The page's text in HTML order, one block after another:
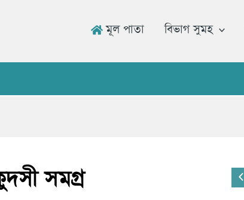
মূল পাতা বিভাগ সুমহ
সমগ্র